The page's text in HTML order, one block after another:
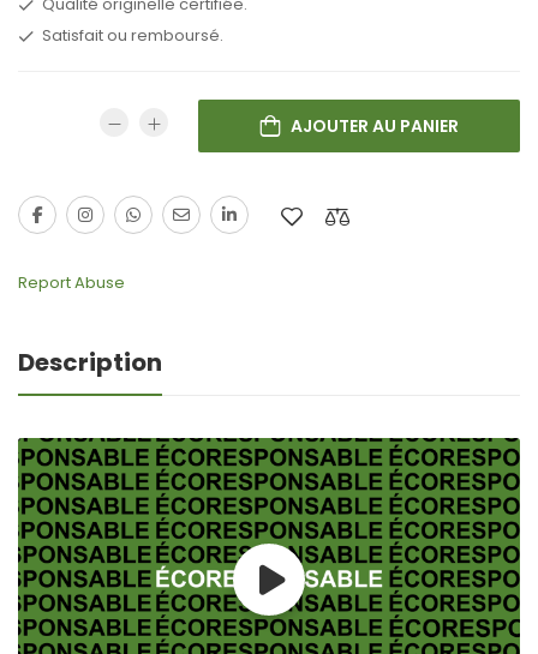
Satisfait ou remboursé.
AJOUTER AU PANIER
Report Abuse
Description